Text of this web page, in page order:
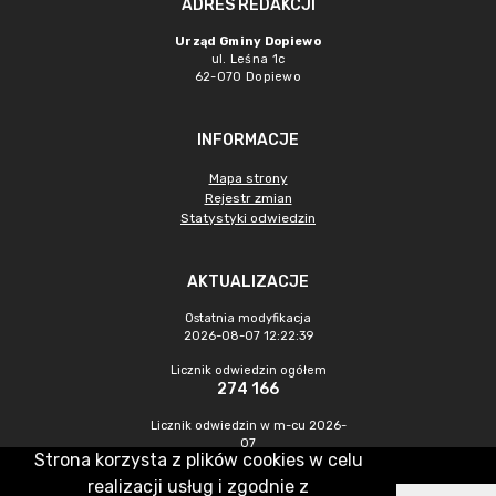
ADRES REDAKCJI
Urząd Gminy Dopiewo
ul. Leśna 1c
62-070 Dopiewo
INFORMACJE
Mapa strony
Rejestr zmian
Statystyki odwiedzin
AKTUALIZACJE
Ostatnia modyfikacja
2026-08-07 12:22:39
Licznik odwiedzin ogółem
274 166
Licznik odwiedzin w m-cu 2026-
07
955
Strona korzysta z plików cookies w celu
realizacji usług i zgodnie z